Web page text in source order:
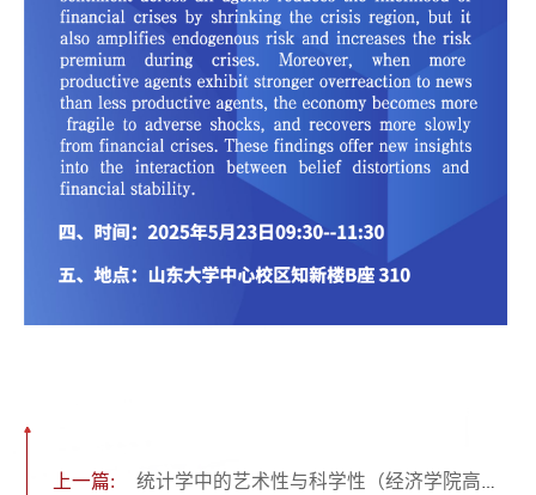
上一篇: 统计学中的艺术性与科学性（经济学院高级经济学讲座第345期）